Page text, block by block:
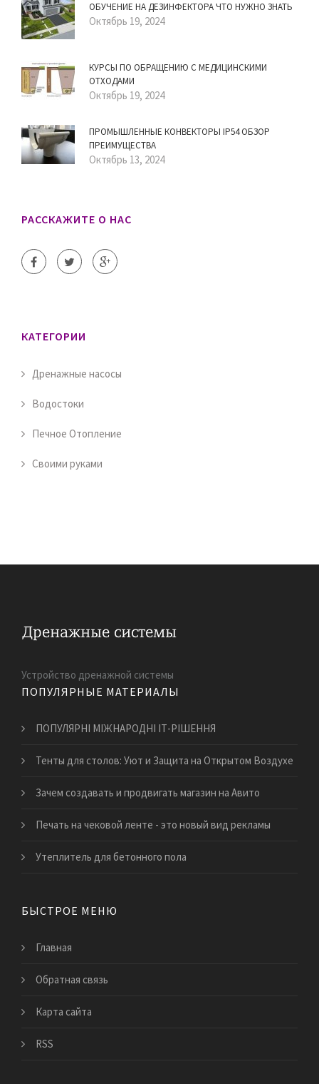
ОБУЧЕНИЕ НА ДЕЗИНФЕКТОРА ЧТО НУЖНО ЗНАТЬ
Октябрь 19, 2024
КУРСЫ ПО ОБРАЩЕНИЮ С МЕДИЦИНСКИМИ
ОТХОДАМИ
Октябрь 19, 2024
ПРОМЫШЛЕННЫЕ КОНВЕКТОРЫ IP54 ОБЗОР
ПРЕИМУЩЕСТВА
Октябрь 13, 2024
РАССКАЖИТЕ О НАС
КАТЕГОРИИ
Дренажные насосы
Водостоки
Печное Отопление
Своими руками
Устройство дренажной системы
ПОПУЛЯРНЫЕ МАТЕРИАЛЫ
ПОПУЛЯРНІ МІЖНАРОДНІ ІТ-РІШЕННЯ
Тенты для столов: Уют и Защита на Открытом Воздухе
Зачем создавать и продвигать магазин на Авито
Печать на чековой ленте - это новый вид рекламы
Утеплитель для бетонного пола
БЫСТРОЕ МЕНЮ
Главная
Обратная связь
Карта сайта
RSS